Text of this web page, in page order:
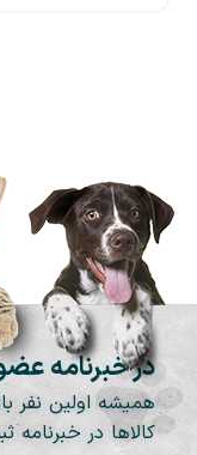
در خبرنامه
همیشه اولین نفر
کالاها در خبرنامه